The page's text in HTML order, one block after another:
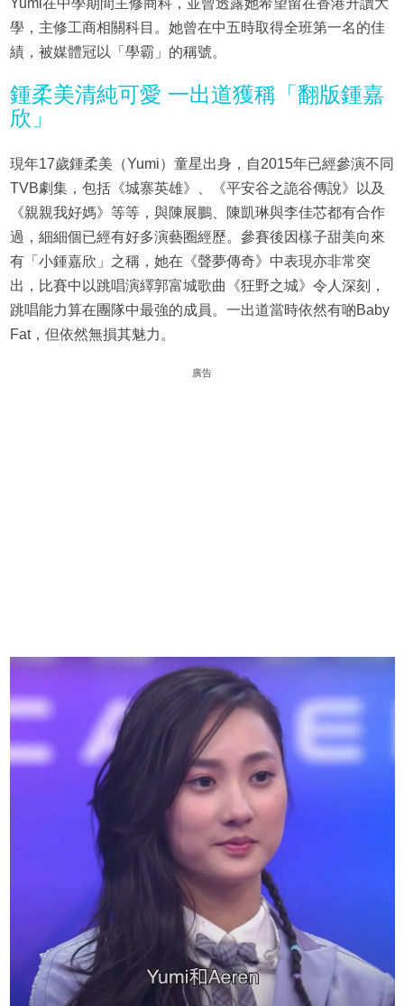
學，主修工商相關科目。她曾在中五時取得全班第一名的佳
績，被媒體冠以「學霸」的稱號。
鍾柔美清純可愛 一出道獲稱「翻版鍾嘉
欣」
現年17歲鍾柔美（Yumi）童星出身，自2015年已經參演不同
TVB劇集，包括《城寨英雄》、《平安谷之詭谷傳說》以及
《親親我好媽》等等，與陳展鵬、陳凱琳與李佳芯都有合作
過，細細個已經有好多演藝圈經歷。參賽後因樣子甜美向來
有「小鍾嘉欣」之稱，她在《聲夢傳奇》中表現亦非常突
出，比賽中以跳唱演繹郭富城歌曲《狂野之城》令人深刻，
跳唱能力算在團隊中最強的成員。一出道當時依然有啲Baby
Fat，但依然無損其魅力。
廣告